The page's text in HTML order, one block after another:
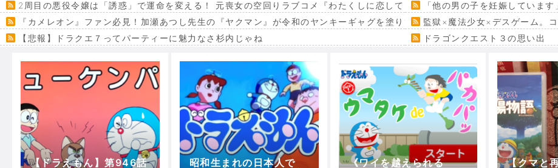
2周目の悪役令嬢は「誘惑」で運命を変える！ 元喪女の空回りラブコメ『わたくしに恋してください！』「他の男の子を妊娠していま
『カメレオン』ファン必見！加瀬あつし先生の『ヤクマン』が令和のヤンキーギャグを塗り替える監獄×魔法少女×デスゲーム。
【悲報】ドラクエ７ってパーティーに魅力なさ杉内じゃね
ドラゴンクエスト３の思い出
Powered by livedoor 相互RSS
【ドラえもん】第946話
昭和生まれの日本人で
《ワイを越えられる
【クマと